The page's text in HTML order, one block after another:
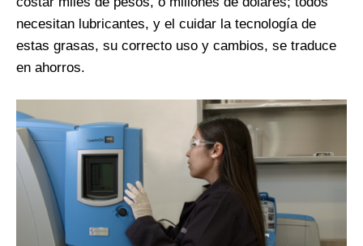
necesitan lubricantes, y el cuidar la tecnología de
estas grasas, su correcto uso y cambios, se traduce
en ahorros.